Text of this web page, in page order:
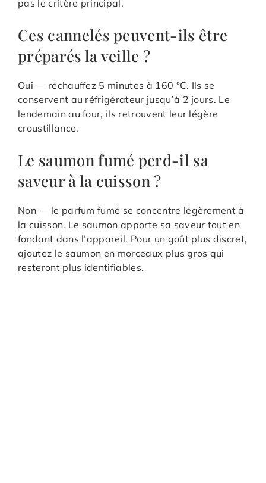
pas le critère principal.
Ces cannelés peuvent-ils être
préparés la veille ?
Oui — réchauffez 5 minutes à 160 °C. Ils se
conservent au réfrigérateur jusqu’à 2 jours. Le
lendemain au four, ils retrouvent leur légère
croustillance.
Le saumon fumé perd-il sa
saveur à la cuisson ?
Non — le parfum fumé se concentre légèrement à
la cuisson. Le saumon apporte sa saveur tout en
fondant dans l’appareil. Pour un goût plus discret,
ajoutez le saumon en morceaux plus gros qui
resteront plus identifiables.